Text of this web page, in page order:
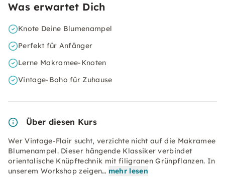
Was erwartet Dich
Knote Deine Blumenampel
Perfekt für Anfänger
Lerne Makramee-Knoten
Vintage-Boho für Zuhause
Über diesen Kurs
Wer Vintage-Flair sucht, verzichte nicht auf die Makramee
Blumenampel. Dieser hängende Klassiker verbindet
orientalische Knüpftechnik mit filigranen Grünpflanzen. In
unserem Workshop zeigen… mehr lesen